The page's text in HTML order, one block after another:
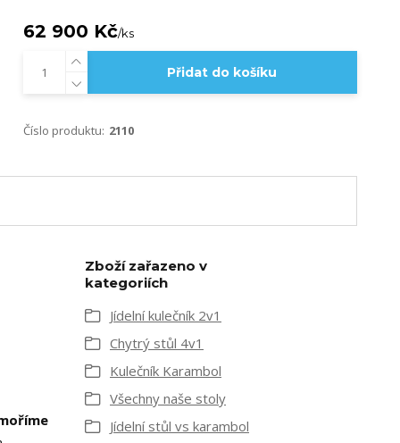
62 900 Kč/ks
Přidat do košíku
Číslo produktu: 2110
Zboží zařazeno v
kategoriích
Jídelní kulečník 2v1
Chytrý stůl 4v1
Kulečník Karambol
Všechny naše stoly
Jídelní stůl vs karambol